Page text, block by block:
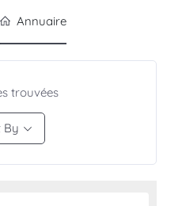
Annuaire
trouvées
By